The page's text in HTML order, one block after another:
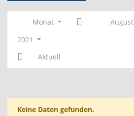
Monat
August
2021
Aktuell
Keine Daten gefunden.